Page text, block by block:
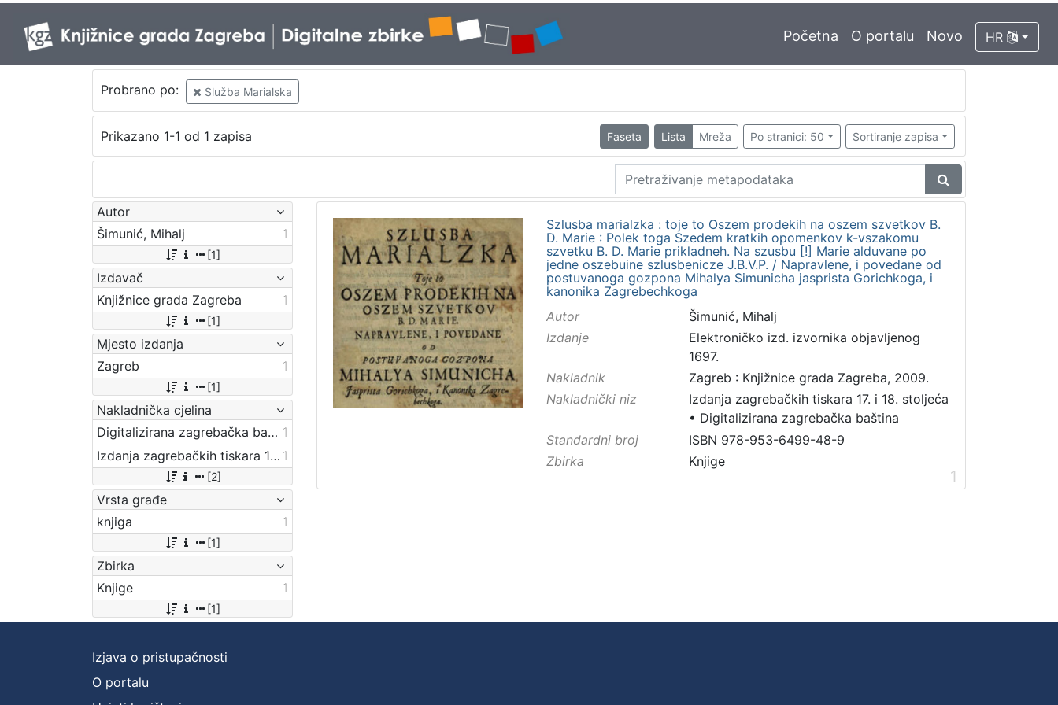
Početna O portalu Novo HR
Probrano po: Služba Marialska
Prikazano 1-1 od 1 zapisa Faseta Lista Mreža Po stranici: 50 Sortiranje zapisa
Autor
Šimunić, Mihalj
1
[1]
Izdavač
Knjižnice grada Zagreba
1
[1]
Mjesto izdanja
Zagreb
1
[1]
Nakladnička cjelina
Digitalizirana zagrebačka baština 1
Izdanja zagrebačkih tiskara 17. i 18. stoljeća 1
[2]
Vrsta građe
knjiga
1
[1]
Zbirka
Knjige
1
[1]
Szlusba marialzka : toje to Oszem prodekih na oszem szvetkov B.
D. Marie : Polek toga Szedem kratkih opomenkov k-vszakomu
szvetku B. D. Marie prikladneh. Na szusbu [!] Marie alduvane po
jedne oszebuine szlusbenicze J.B.V.P. / Napravlene, i povedane od
postuvanoga gozpona Mihalya Simunicha jasprista Gorichkoga, i
kanonika Zagrebechkoga
Autor
Šimunić, Mihalj
Izdanje
Elektroničko izd. izvornika objavljenog
1697.
Nakladnik
Zagreb : Knjižnice grada Zagreba, 2009.
Nakladnički niz
Izdanja zagrebačkih tiskara 17. i 18. stoljeća
• Digitalizirana zagrebačka baština
Standardni broj
ISBN 978-953-6499-48-9
Zbirka
Knjige
1
Izjava o pristupačnosti
O portalu